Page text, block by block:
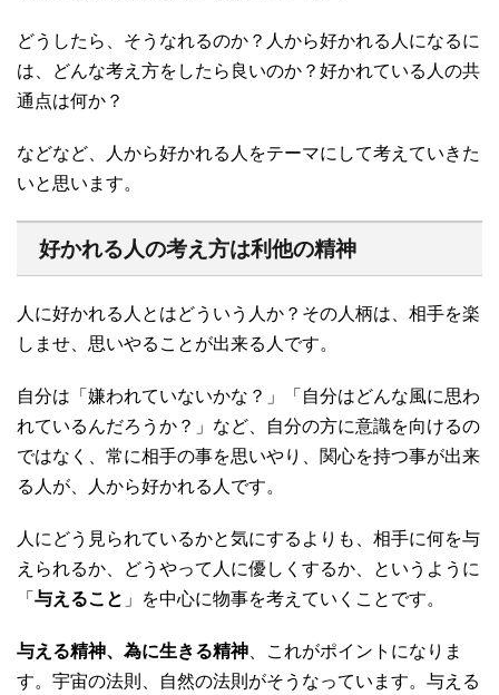
どうしたら、そうなれるのか？人から好かれる人になるに
は、どんな考え方をしたら良いのか？好かれている人の共
通点は何か？
などなど、人から好かれる人をテーマにして考えていきた
いと思います。
好かれる人の考え方は利他の精神
人に好かれる人とはどういう人か？その人柄は、相手を楽
しませ、思いやることが出来る人です。
自分は「嫌われていないかな？」「自分はどんな風に思わ
れているんだろうか？」など、自分の方に意識を向けるの
ではなく、常に相手の事を思いやり、関心を持つ事が出来
る人が、人から好かれる人です。
人にどう見られているかと気にするよりも、相手に何を与
えられるか、どうやって人に優しくするか、というように
「 与えること 」を中心に物事を考えていくことです。
与える精神、為に生きる精神 、これがポイントになりま
す。宇宙の法則、自然の法則がそうなっています。与える